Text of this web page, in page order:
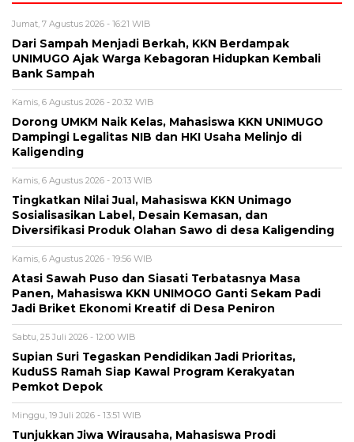
Jumat, 7 Agustus 2026 - 16:21 WIB
Dari Sampah Menjadi Berkah, KKN Berdampak
UNIMUGO Ajak Warga Kebagoran Hidupkan Kembali
Bank Sampah
Kamis, 6 Agustus 2026 - 20:32 WIB
Dorong UMKM Naik Kelas, Mahasiswa KKN UNIMUGO
Dampingi Legalitas NIB dan HKI Usaha Melinjo di
Kaligending
Kamis, 6 Agustus 2026 - 20:13 WIB
Tingkatkan Nilai Jual, Mahasiswa KKN Unimago
Sosialisasikan Label, Desain Kemasan, dan
Diversifikasi Produk Olahan Sawo di desa Kaligending
Kamis, 6 Agustus 2026 - 19:56 WIB
Atasi Sawah Puso dan Siasati Terbatasnya Masa
Panen, Mahasiswa KKN UNIMOGO Ganti Sekam Padi
Jadi Briket Ekonomi Kreatif di Desa Peniron
Sabtu, 25 Juli 2026 - 12:00 WIB
Supian Suri Tegaskan Pendidikan Jadi Prioritas,
KuduSS Ramah Siap Kawal Program Kerakyatan
Pemkot Depok
Minggu, 19 Juli 2026 - 13:51 WIB
Tunjukkan Jiwa Wirausaha, Mahasiswa Prodi